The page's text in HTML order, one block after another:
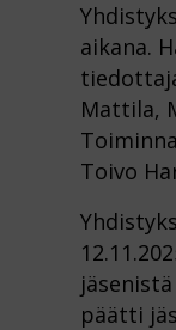
aikana.
Mattila,
Toivo
päätti